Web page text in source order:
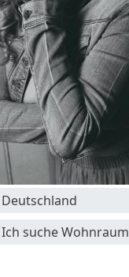
Deutschland
Ich suche Wohnraum